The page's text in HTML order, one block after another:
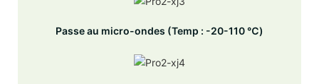
Passe au micro-ondes (Temp : -20-110 ℃)